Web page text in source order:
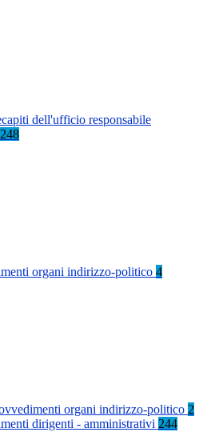
dell'ufficio responsabile
248
organi indirizzo-politico 4
organi indirizzo-politico 2
dirigenti - amministrativi 244